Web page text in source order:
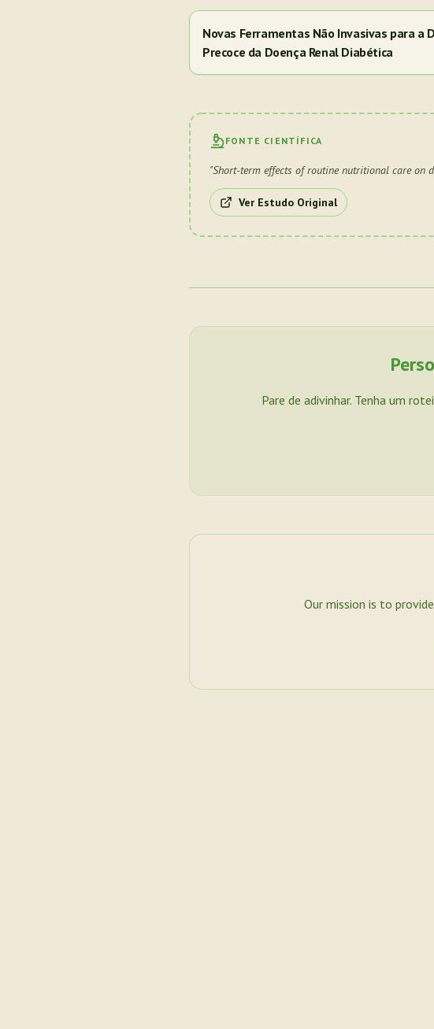
Novas Ferramentas Não Invasivas para a
Precoce da Doença Renal Diabética
FONTE CIENTÍFICA
"Short-term effects of routine nutritional care on
Ver Estudo Original
Pare de adivinhar. Tenha um
Our mission is to